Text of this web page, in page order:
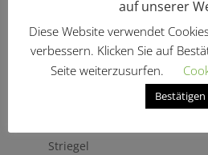
Mähne, Schweif & Fell
Pferdewäsche
Putzzeug & Zubehör
Bürsten & Kardätschen
Striegel
auf unserer
Diese Website verwendet
verbessern. Klicken Sie auf
Seite weiterzusurfen.
Bestätigen